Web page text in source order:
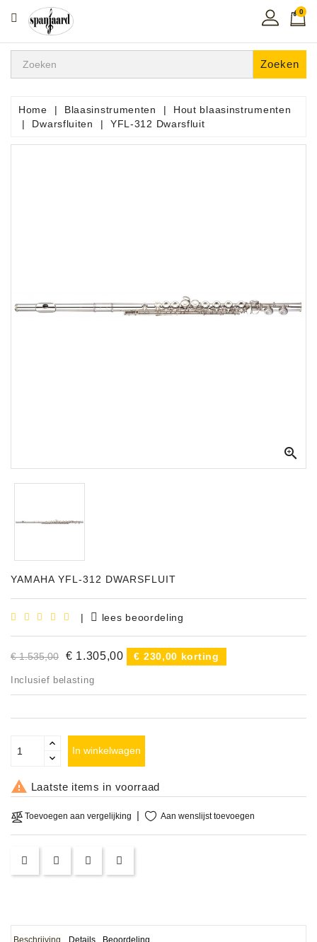
CATEGORIE
Home
In
De
Audio
Microfoons
Instrumenten
Shop
Bladmuziek
Accessoires
DEMO
OPRUIMING
OCCASIONS
&
CLINICS
VERHUUR,
0
Zoeken
Home Blaasinstrumenten
Hout blaasinstrumenten
Dwarsfluiten
YFL-312 Dwarsfluit

YAMAHA YFL-312 DWARSFLUIT
| lees beoordeling
€ 1.535,00 € 1.305,00 € 230,00 korting
Inclusief belasting
In winkelwagen
 Laatste items in voorraad
Toevoegen aan vergelijking Aan wenslijst toevoegen
Beschrijving Details Beoordeling